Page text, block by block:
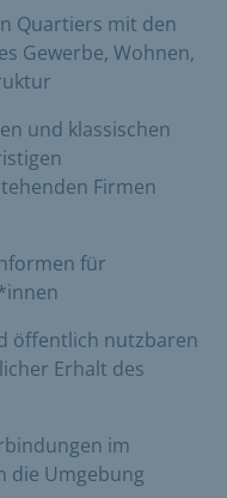
Quartiers mit den
Gewerbe, Wohnen,
und klassischen
Firmen
für
öffentlich nutzbaren
Erhalt des
im
die Umgebung